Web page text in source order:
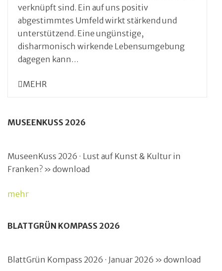
verknüpft sind. Ein auf uns positiv
abgestimmtes Umfeld wirkt stärkend und
unterstützend. Eine ungünstige,
disharmonisch wirkende Lebensumgebung
dagegen kann…
MEHR
MUSEENKUSS 2026
MuseenKuss 2026 · Lust auf Kunst & Kultur in
Franken? » download
mehr
BLATTGRÜN KOMPASS 2026
BlattGrün Kompass 2026 · Januar 2026 » download